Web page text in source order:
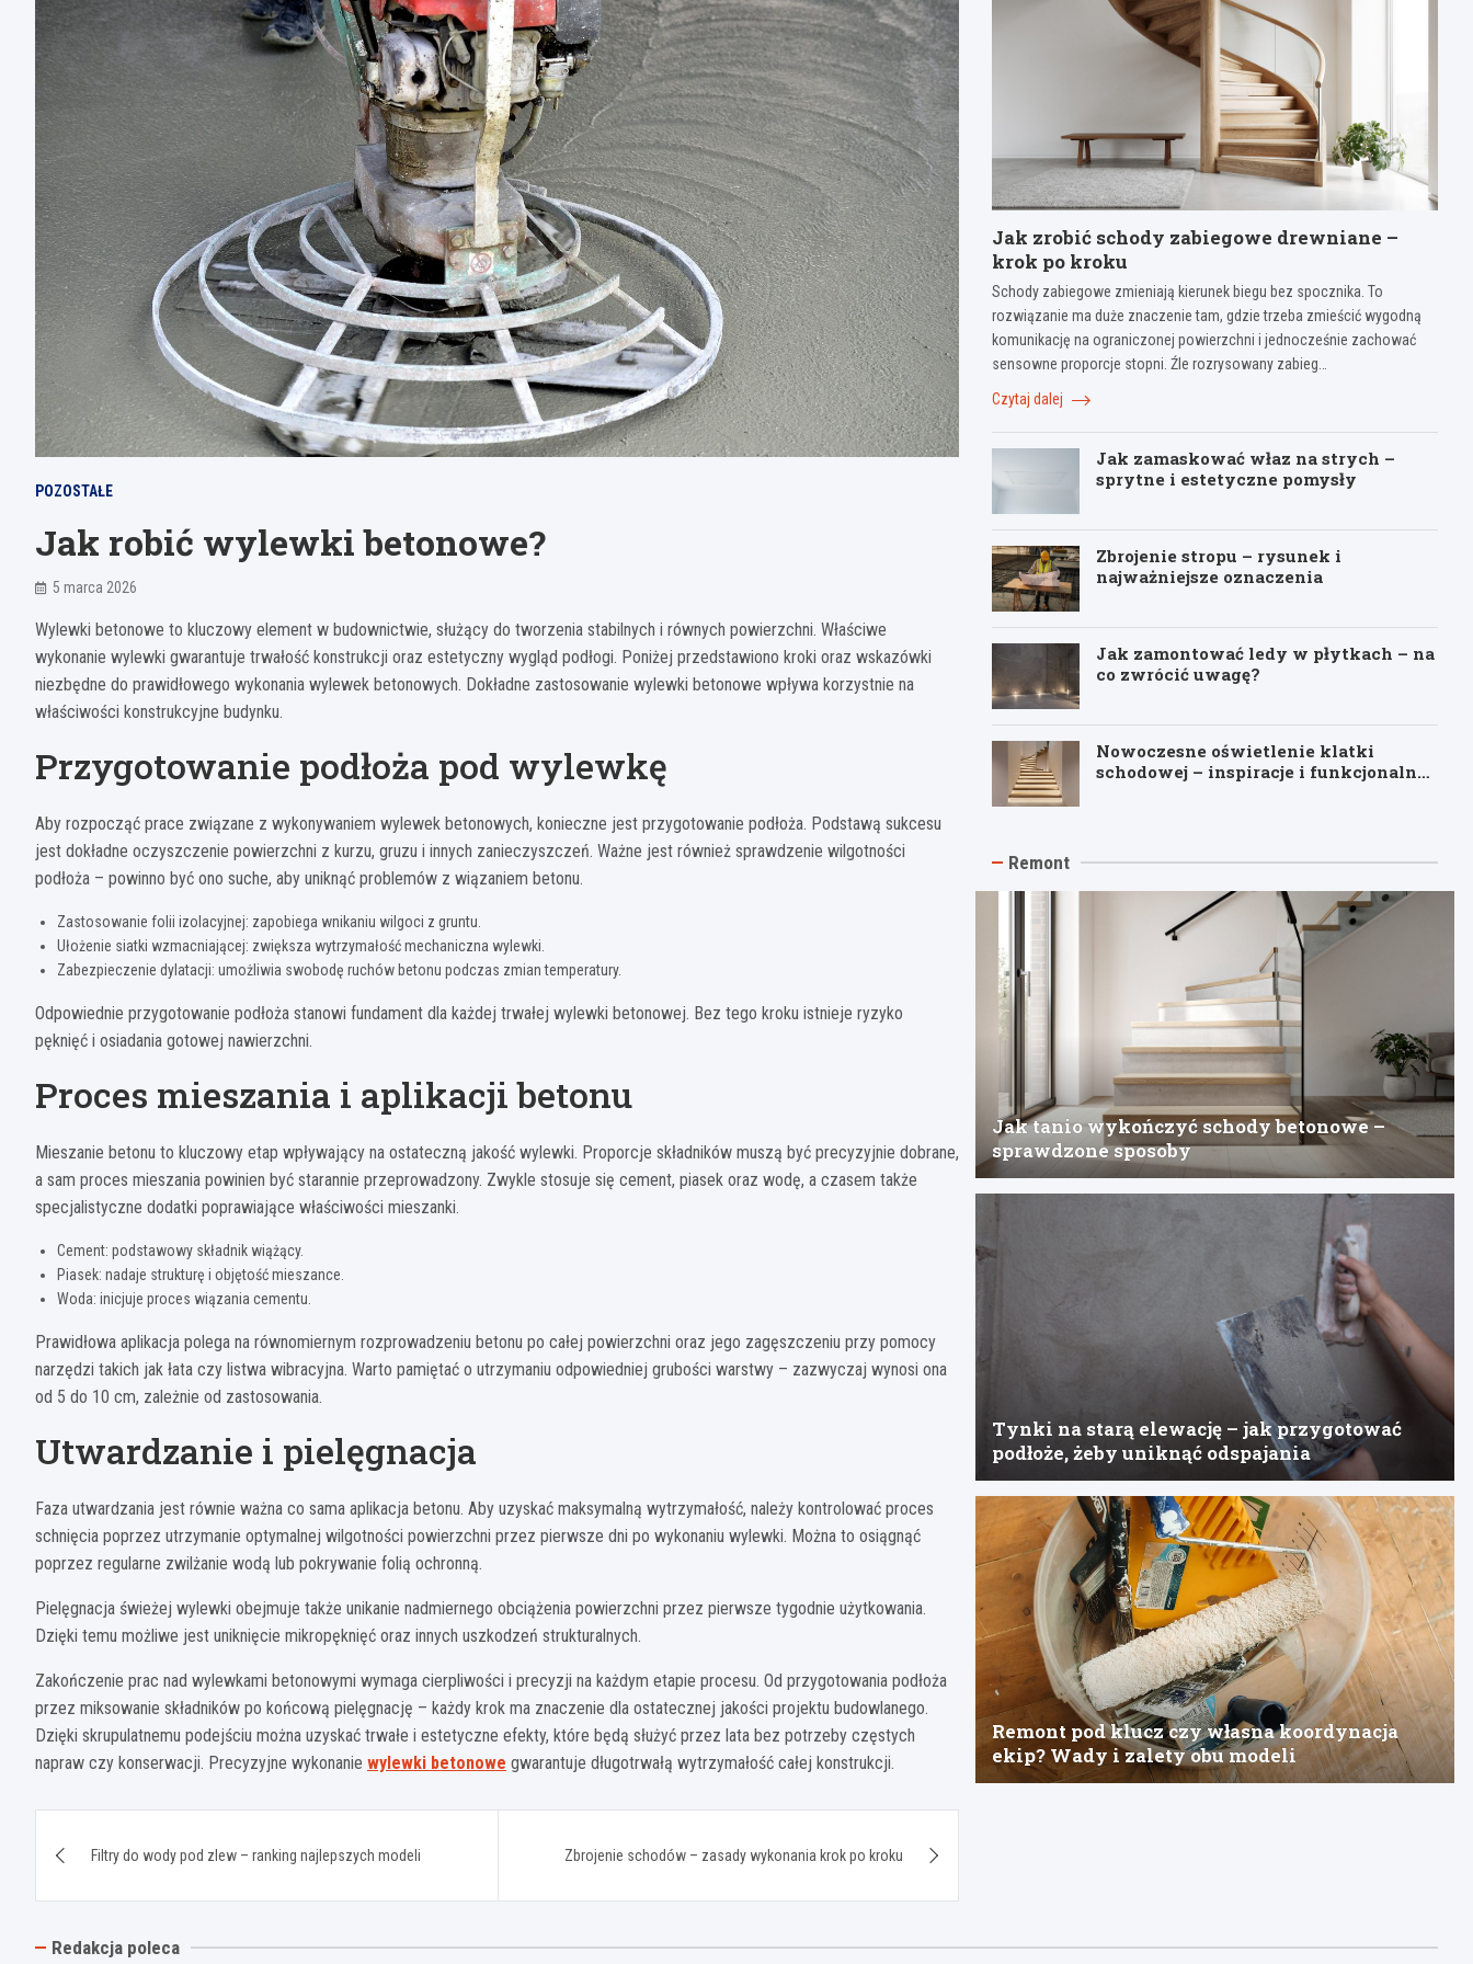
POZOSTAŁE
Jak robić wylewki betonowe?
5 marca 2026
Wylewki betonowe to kluczowy element w budownictwie, służący do tworzenia stabilnych i równych powierzchni. Właściwe
wykonanie wylewki gwarantuje trwałość konstrukcji oraz estetyczny wygląd podłogi. Poniżej przedstawiono kroki oraz wskazówki
niezbędne do prawidłowego wykonania wylewek betonowych. Dokładne zastosowanie wylewki betonowe wpływa korzystnie na
właściwości konstrukcyjne budynku.
Przygotowanie podłoża pod wylewkę
Aby rozpocząć prace związane z wykonywaniem wylewek betonowych, konieczne jest przygotowanie podłoża. Podstawą sukcesu
jest dokładne oczyszczenie powierzchni z kurzu, gruzu i innych zanieczyszczeń. Ważne jest również sprawdzenie wilgotności
podłoża – powinno być ono suche, aby uniknąć problemów z wiązaniem betonu.
Zastosowanie folii izolacyjnej: zapobiega wnikaniu wilgoci z gruntu.
Ułożenie siatki wzmacniającej: zwiększa wytrzymałość mechaniczna wylewki.
Zabezpieczenie dylatacji: umożliwia swobodę ruchów betonu podczas zmian temperatury.
Odpowiednie przygotowanie podłoża stanowi fundament dla każdej trwałej wylewki betonowej. Bez tego kroku istnieje ryzyko
pęknięć i osiadania gotowej nawierzchni.
Proces mieszania i aplikacji betonu
Mieszanie betonu to kluczowy etap wpływający na ostateczną jakość wylewki. Proporcje składników muszą być precyzyjnie dobrane,
a sam proces mieszania powinien być starannie przeprowadzony. Zwykle stosuje się cement, piasek oraz wodę, a czasem także
specjalistyczne dodatki poprawiające właściwości mieszanki.
Cement: podstawowy składnik wiążący.
Piasek: nadaje strukturę i objętość mieszance.
Woda: inicjuje proces wiązania cementu.
Prawidłowa aplikacja polega na równomiernym rozprowadzeniu betonu po całej powierzchni oraz jego zagęszczeniu przy pomocy
narzędzi takich jak łata czy listwa wibracyjna. Warto pamiętać o utrzymaniu odpowiedniej grubości warstwy – zazwyczaj wynosi ona
od 5 do 10 cm, zależnie od zastosowania.
Utwardzanie i pielęgnacja
Faza utwardzania jest równie ważna co sama aplikacja betonu. Aby uzyskać maksymalną wytrzymałość, należy kontrolować proces
schnięcia poprzez utrzymanie optymalnej wilgotności powierzchni przez pierwsze dni po wykonaniu wylewki. Można to osiągnąć
poprzez regularne zwilżanie wodą lub pokrywanie folią ochronną.
Pielęgnacja świeżej wylewki obejmuje także unikanie nadmiernego obciążenia powierzchni przez pierwsze tygodnie użytkowania.
Dzięki temu możliwe jest uniknięcie mikropęknięć oraz innych uszkodzeń strukturalnych.
Zakończenie prac nad wylewkami betonowymi wymaga cierpliwości i precyzji na każdym etapie procesu. Od przygotowania podłoża
przez miksowanie składników po końcową pielęgnację – każdy krok ma znaczenie dla ostatecznej jakości projektu budowlanego.
Dzięki skrupulatnemu podejściu można uzyskać trwałe i estetyczne efekty, które będą służyć przez lata bez potrzeby częstych
napraw czy konserwacji. Precyzyjne wykonanie wylewki betonowe gwarantuje długotrwałą wytrzymałość całej konstrukcji.
wpisu
Filtry do wody pod zlew – ranking najlepszych modeli Zbrojenie schodów – zasady wykonania krok po kroku
Jak zrobić schody zabiegowe drewniane –
krok po kroku
Schody zabiegowe zmieniają kierunek biegu bez spocznika. To
rozwiązanie ma duże znaczenie tam, gdzie trzeba zmieścić wygodną
komunikację na ograniczonej powierzchni i jednocześnie zachować
sensowne proporcje stopni. Źle rozrysowany zabieg…
Czytaj dalej
Jak zamaskować właz na strych –
sprytne i estetyczne pomysły
Zbrojenie stropu – rysunek i
najważniejsze oznaczenia
Jak zamontować ledy w płytkach – na
co zwrócić uwagę?
Nowoczesne oświetlenie klatki
schodowej – inspiracje i funkcjonalne
Remont
Jak tanio wykończyć schody betonowe –
sprawdzone sposoby
Tynki na starą elewację – jak przygotować
podłoże, żeby uniknąć odspajania
Remont pod klucz czy własna koordynacja
ekip? Wady i zalety obu modeli
Redakcja poleca